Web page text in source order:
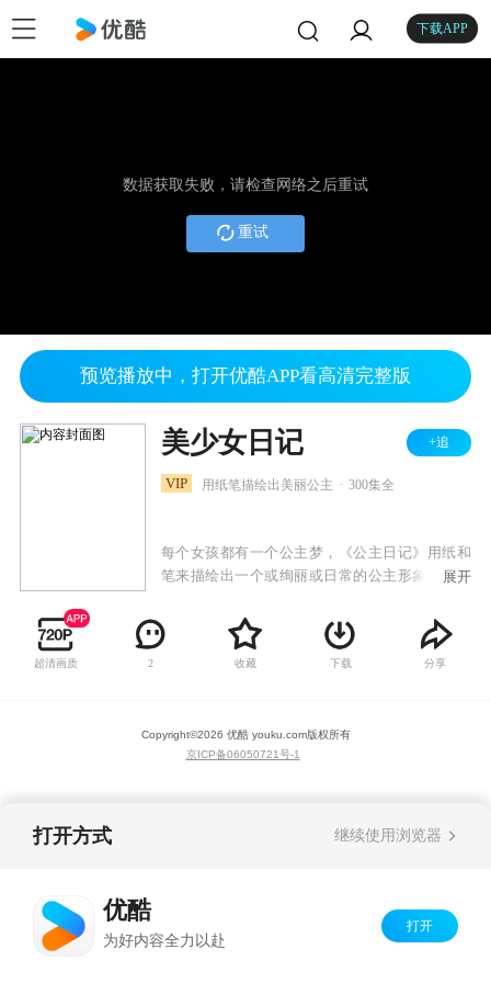
下载APP
数据获取失败，请检查网络之后重试
重试
预览播放中，打开优酷APP看高清完整版
美少女日记 +追
VIP 用纸笔描绘出美丽公主 300集全
每个女孩都有一个公主梦，《公主日记》用纸和
笔来描绘出一个或绚丽或日常的公主形象，每一
理解和接受。
展开
超清画质 2 收藏 下载 分享
Copyright©2026 优酷 youku.com版权所有
京ICP备06050721号-1
打开方式 继续使用浏览器
优酷
为好内容全力以赴
打开